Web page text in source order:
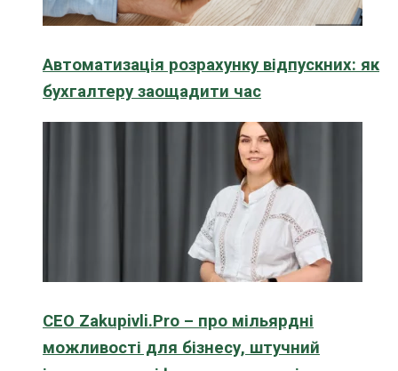
Автоматизація розрахунку відпускних: як
бухгалтеру заощадити час
CEO Zakupivli.Pro – про мільярдні
можливості для бізнесу, штучний